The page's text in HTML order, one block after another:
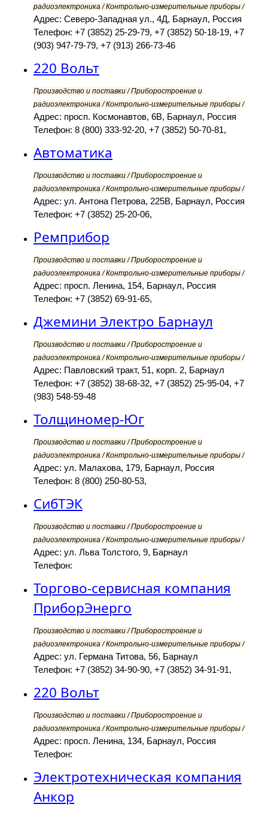
радиоэлектроника / Контрольно-измерительные приборы /
Адрес: Северо-Западная ул., 4Д, Барнаул, Россия
Телефон: +7 (3852) 25-29-79, +7 (3852) 50-18-19, +7
(903) 947-79-79, +7 (913) 266-73-46
220 Вольт
Производство и поставки / Приборостроение и
радиоэлектроника / Контрольно-измерительные приборы /
Адрес: просп. Космонавтов, 6В, Барнаул, Россия
Телефон: 8 (800) 333-92-20, +7 (3852) 50-70-81,
Автоматика
Производство и поставки / Приборостроение и
радиоэлектроника / Контрольно-измерительные приборы /
Адрес: ул. Антона Петрова, 225В, Барнаул, Россия
Телефон: +7 (3852) 25-20-06,
Ремприбор
Производство и поставки / Приборостроение и
радиоэлектроника / Контрольно-измерительные приборы /
Адрес: просп. Ленина, 154, Барнаул, Россия
Телефон: +7 (3852) 69-91-65,
Джемини Электро Барнаул
Производство и поставки / Приборостроение и
радиоэлектроника / Контрольно-измерительные приборы /
Адрес: Павловский тракт, 51, корп. 2, Барнаул
Телефон: +7 (3852) 38-68-32, +7 (3852) 25-95-04, +7
(983) 548-59-48
Толщиномер-Юг
Производство и поставки / Приборостроение и
радиоэлектроника / Контрольно-измерительные приборы /
Адрес: ул. Малахова, 179, Барнаул, Россия
Телефон: 8 (800) 250-80-53,
СибТЭК
Производство и поставки / Приборостроение и
радиоэлектроника / Контрольно-измерительные приборы /
Адрес: ул. Льва Толстого, 9, Барнаул
Телефон:
Торгово-сервисная компания
ПриборЭнерго
Производство и поставки / Приборостроение и
радиоэлектроника / Контрольно-измерительные приборы /
Адрес: ул. Германа Титова, 56, Барнаул
Телефон: +7 (3852) 34-90-90, +7 (3852) 34-91-91,
220 Вольт
Производство и поставки / Приборостроение и
радиоэлектроника / Контрольно-измерительные приборы /
Адрес: просп. Ленина, 134, Барнаул, Россия
Телефон:
Электротехническая компания
Анкор